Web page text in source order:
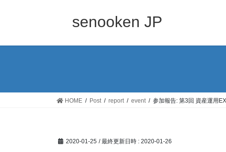
senooken JP
HOME Post report event 参加報告: 第3回 資産運用
2020-01-25 / 最終更新日時 : 2020-01-26